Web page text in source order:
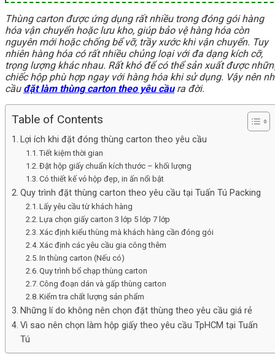
Thùng carton được ứng dụng rất nhiều trong đóng gói hàng
hóa vận chuyển hoặc lưu kho, giúp bảo vệ hàng hóa còn
nguyên mới hoặc chống bể vỡ, trầy xước khi vận chuyển. Tuy
nhiên hàng hóa có rất nhiều chủng loại với đa dạng kích cỡ,
trọng lượng khác nhau. Rất khó để có thể sản xuất được
chiếc hộp phù hợp ngay với hàng hóa khi sử dụng. Vậy nên
cầu đặt làm thùng carton theo yêu cầura đời.
Table of Contents
Lợi ích khi đặt đóng thùng carton theo yêu cầu
Tiết kiệm thời gian
Đặt hộp giấy chuẩn kích thước – khối lượng
Có thiết kế vỏ hộp đẹp, in ấn nổi bật
Quy trình đặt thùng carton theo yêu cầu tại Tuấn Tú Packing
Lấy yêu cầu từ khách hàng
Lựa chọn giấy carton 3 lớp 5 lớp 7 lớp
Xác định kiểu thùng mà khách hàng cần đóng gói
Xác định các yêu cầu gia công thêm
In thùng carton (Nếu có)
Quy trình bổ chạp thùng carton
Công đoạn dán và gấp thùng carton
Kiểm tra chất lượng sản phẩm
Những lí do không nên chọn đặt thùng theo yêu cầu giá rẻ
Vì sao nên chọn làm hộp giấy theo yêu cầu TpHCM tại Tuấn
Tú